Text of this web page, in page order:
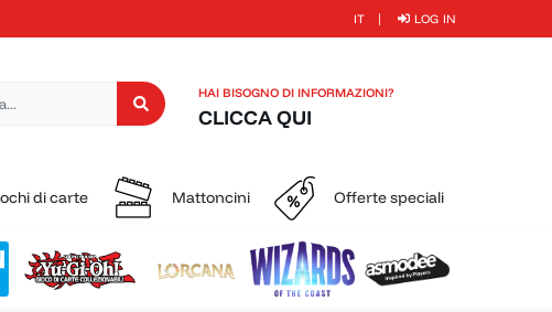
IT LOG IN
HAI BISOGNO DI INFORMAZIONI?
CLICCA QUI
di carte Mattoncini Offerte speciali